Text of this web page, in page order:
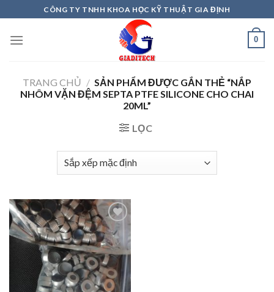
to
content
CÔNG TY TNHH KHOA HỌC KỸ THUẬT GIA ĐỊNH
0
TRANG CHỦ / SẢN PHẨM ĐƯỢC GẮN THẺ “NẮP
NHÔM VẶN ĐỆM SEPTA PTFE SILICONE CHO CHAI
20ML”
LỌC
Add to
wishlist